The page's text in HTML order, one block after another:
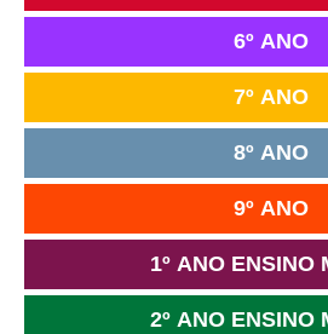
6º ANO
7º ANO
8º ANO
9º ANO
1º ANO ENSINO
2º ANO ENSINO